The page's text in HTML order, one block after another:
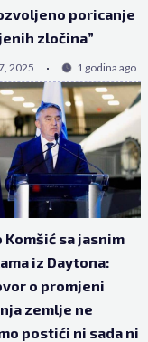
poricanje
zločina”
2025 1 godina ago
Komšić sa jasnim
iz Daytona:
o promjeni
zemlje ne
postići ni sada ni